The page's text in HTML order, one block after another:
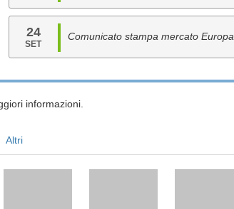
24
SET
Comunicato stampa mercato Europa
informazioni.
Altri